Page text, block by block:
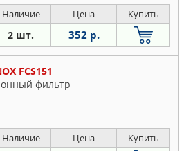
Наличие Цена Купить
2 шт. 352 р.
FCS151
фильтр
Наличие Цена Купить